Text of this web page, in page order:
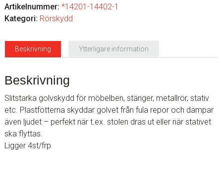
Artikelnummer: *14201-14402-1
Kategori: Rörskydd
Beskrivning Ytterligare information
Beskrivning
Slitstarka golvskydd för möbelben, stänger, metallrör, stativ
etc. Plastfötterna skyddar golvet från fula repor och dämpar
även ljudet – perfekt när t.ex. stolen dras ut eller när stativet
ska flyttas.
Ligger 4st/frp